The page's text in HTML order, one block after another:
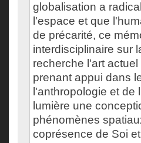
globalisation a
l'espace et que
de précarité, ce
interdisciplinaire sur
recherche l'art
prenant appui dans
l'anthropologie et
lumière une
phénomènes
coprésence de Soi